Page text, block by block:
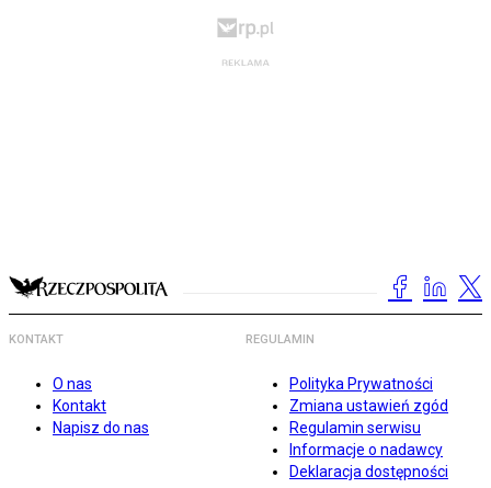
KONTAKT
O nas
Kontakt
Napisz do nas
REGULAMIN
Polityka Prywatności
Zmiana ustawień zgód
Regulamin serwisu
Informacje o nadawcy
Deklaracja dostępności